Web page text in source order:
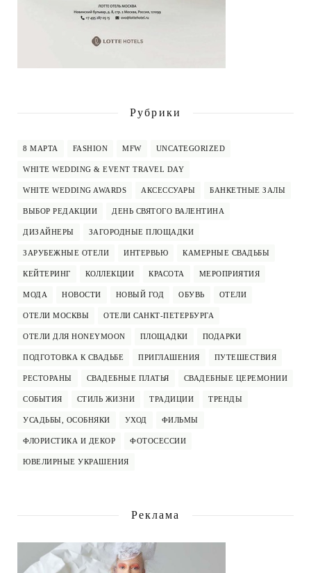
Рубрики
8 МАРТА FASHION MFW UNCATEGORIZED
WHITE WEDDING & EVENT TRAVEL DAY
WHITE WEDDING AWARDS АКСЕССУАРЫ БАНКЕТНЫЕ ЗАЛЫ
ВЫБОР РЕДАКЦИИ ДЕНЬ СВЯТОГО ВАЛЕНТИНА
ДИЗАЙНЕРЫ ЗАГОРОДНЫЕ ПЛОЩАДКИ
ЗАРУБЕЖНЫЕ ОТЕЛИ ИНТЕРВЬЮ КАМЕРНЫЕ СВАДЬБЫ
КЕЙТЕРИНГ КОЛЛЕКЦИИ КРАСОТА МЕРОПРИЯТИЯ
МОДА НОВОСТИ НОВЫЙ ГОД ОБУВЬ ОТЕЛИ
ОТЕЛИ МОСКВЫ ОТЕЛИ САНКТ-ПЕТЕРБУРГА
ОТЕЛИ ДЛЯ HONEYMOON ПЛОЩАДКИ ПОДАРКИ
ПОДГОТОВКА К СВАДЬБЕ ПРИГЛАШЕНИЯ ПУТЕШЕСТВИЯ
РЕСТОРАНЫ СВАДЕБНЫЕ ПЛАТЬЯ СВАДЕБНЫЕ ЦЕРЕМОНИИ
СОБЫТИЯ СТИЛЬ ЖИЗНИ ТРАДИЦИИ ТРЕНДЫ
УСАДЬБЫ, ОСОБНЯКИ УХОД ФИЛЬМЫ
ФЛОРИСТИКА И ДЕКОР ФОТОСЕССИИ
ЮВЕЛИРНЫЕ УКРАШЕНИЯ
Реклама